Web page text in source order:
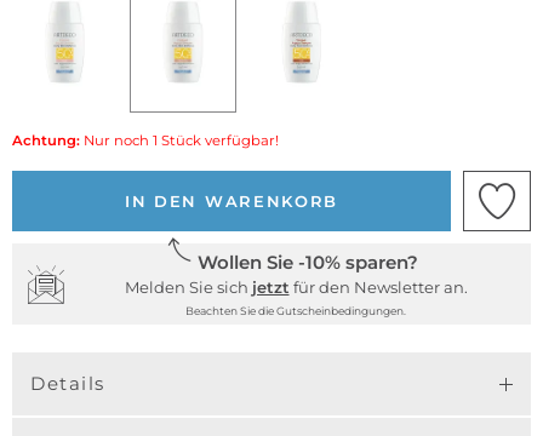
Achtung: Nur noch 1 Stück verfügbar!
IN DEN WARENKORB
Wollen Sie -10% sparen?
Melden Sie sich jetzt für den Newsletter an.
Beachten Sie die Gutscheinbedingungen.
Details